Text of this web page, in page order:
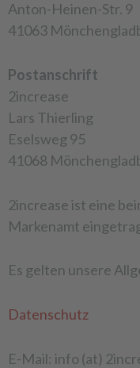
Anton-Heinen-Str. 9
41063
Postanschrift
2increase
Lars Thierling
Eselsweg 95
41068
2increase ist eine
Markenamt
Es gelten unsere
Datenschutz
E-Mail: info (at)